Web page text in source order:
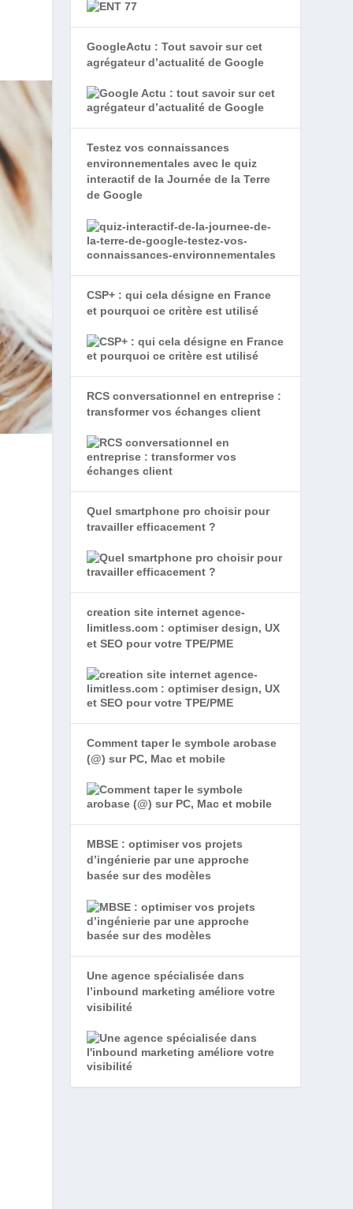
GoogleActu : Tout savoir sur cet
agrégateur d’actualité de Google
Testez vos connaissances
environnementales avec le quiz
interactif de la Journée de la Terre
de Google
CSP+ : qui cela désigne en France
et pourquoi ce critère est utilisé
RCS conversationnel en entreprise :
transformer vos échanges client
Quel smartphone pro choisir pour
travailler efficacement ?
creation site internet agence-
limitless.com : optimiser design, UX
et SEO pour votre TPE/PME
Comment taper le symbole arobase
(@) sur PC, Mac et mobile
MBSE : optimiser vos projets
d’ingénierie par une approche
basée sur des modèles
Une agence spécialisée dans
l’inbound marketing améliore votre
visibilité